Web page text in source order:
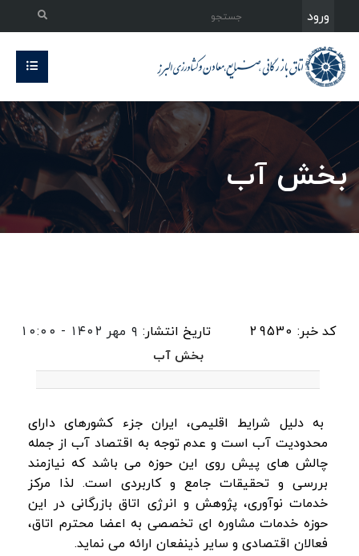
ورود
بخش آب
کد خبر: 29530 تاریخ انتشار: ۹ مهر ۱۴۰۲ - ۱۰:۰۰
بخش آب
به دلیل شرایط اقلیمی، ایران جزء کشورهای دارای
محدودیت آب است و عدم توجه به اقتصاد آب از جمله
چالش های پیش روی این حوزه می باشد که نیازمند
بررسی و تحقیقات جامع و کاربردی است. لذا مرکز
خدمات نوآوری، پژوهش و انرژی اتاق بازرگانی در این
حوزه خدمات مشاوره ای تخصصی به اعضا محترم اتاق،
فعالان اقتصادی و سایر ذینفعان ارائه می نماید.